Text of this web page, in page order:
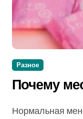
Разное
Почему
Нормальная менструация длится от 3 до 7